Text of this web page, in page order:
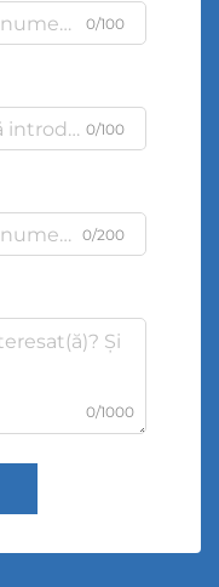
0/100
0/100
0/200
0/1000